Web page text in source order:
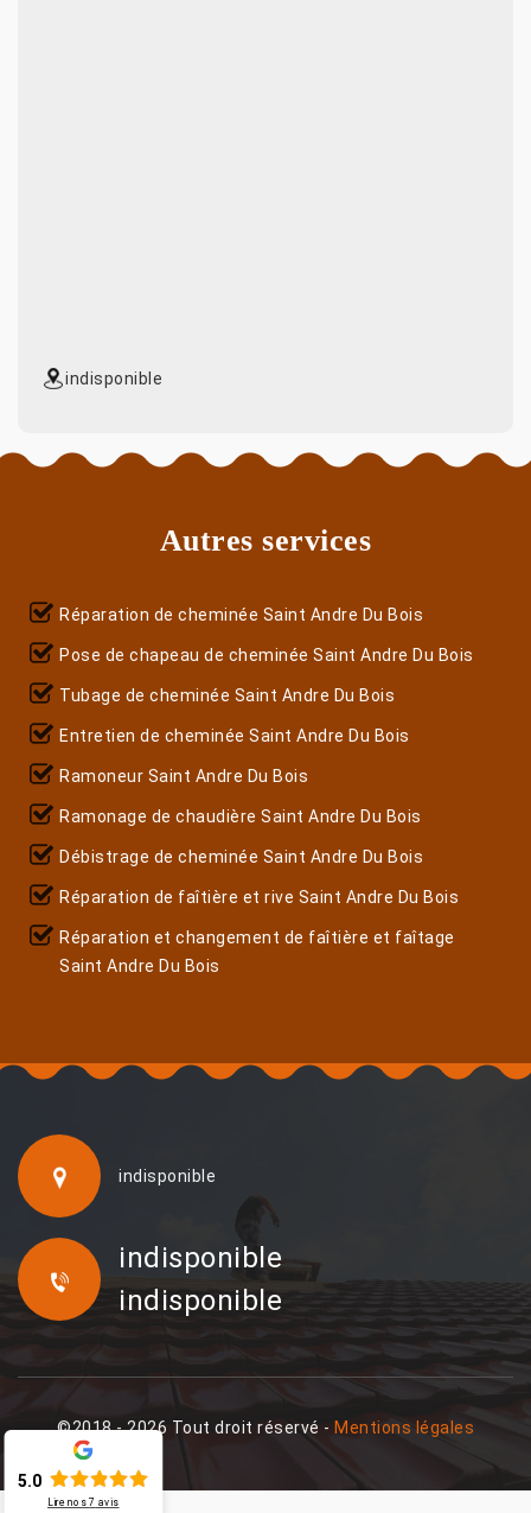
indisponible
Autres services
Réparation de cheminée Saint Andre Du Bois
Pose de chapeau de cheminée Saint Andre Du Bois
Tubage de cheminée Saint Andre Du Bois
Entretien de cheminée Saint Andre Du Bois
Ramoneur Saint Andre Du Bois
Ramonage de chaudière Saint Andre Du Bois
Débistrage de cheminée Saint Andre Du Bois
Réparation de faîtière et rive Saint Andre Du Bois
Réparation et changement de faîtière et faîtage
Saint Andre Du Bois
indisponible
indisponible
indisponible
©2018 - 2026 Tout droit réservé - Mentions légales
5.0
Lire nos 7 avis